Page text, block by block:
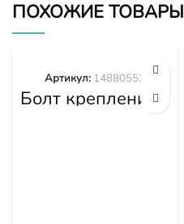
ПОХОЖИЕ ТОВАРЫ
Болт крепления
башмака
Артикул: 14880553